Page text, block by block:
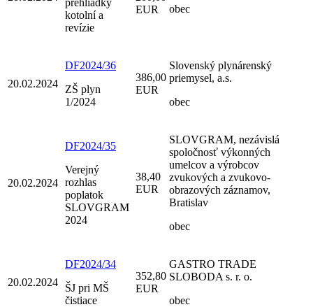
kotolní a
revízie
EUR
obec
20.02.2024
DF2024/36
ZŠ plyn
1/2024
386,00
EUR
Slovenský plynárenský
priemysel, a.s.
obec
20.02.2024
DF2024/35
Verejný
rozhlas
poplatok
SLOVGRAM
2024
38,40
EUR
SLOVGRAM, nezávislá
spoločnosť výkonných
umelcov a výrobcov
zvukových a zvukovo-
obrazových záznamov,
Bratislav
obec
20.02.2024
DF2024/34
ŠJ pri MŠ
čistiace
352,80
EUR
GASTRO TRADE
SLOBODA s. r. o.
obec